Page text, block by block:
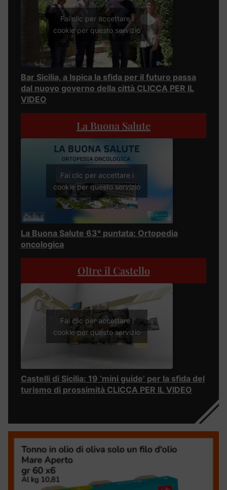
Fai clic per accettare i
cookie per questo servizio
Bar Sicilia, a Ispica la sfida per il futuro passa
dal nuovo governo della città CLICCA PER IL
VIDEO
La Buona Salute
Fai clic per accettare i
cookie per questo servizio
La Buona Salute 63° puntata: Ortopedia
oncologica
Oltre il Castello
Fai clic per accettare i
cookie per questo servizio
Castelli di Sicilia: 19 ‘mini guide’ per la sfida del
turismo di prossimità CLICCA PER IL VIDEO